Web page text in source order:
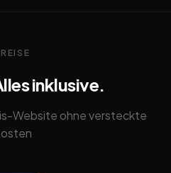
inklusive.
Website ohne versteckte